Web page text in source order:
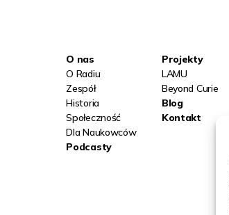
O nas
O Radiu
Zespół
Historia
Społeczność
Dla Naukowców
Podcasty
Projekty
LAMU
Beyond Curie
Blog
Kontakt